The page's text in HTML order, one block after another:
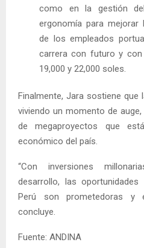
como en la gestión
ergonomía para mejorar
de los empleados
carrera con futuro y
19,000 y 22,000 soles.
Finalmente, Jara sostiene que
viviendo un momento de
de megaproyectos que
económico del país.
“Con inversiones
desarrollo, las
Perú son prometedoras y
concluye.
Fuente: ANDINA